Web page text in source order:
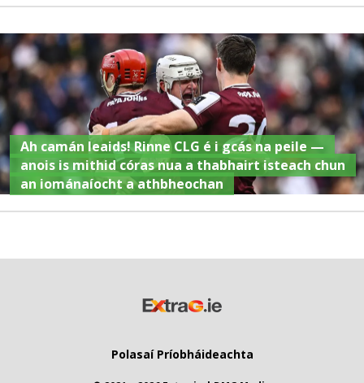
Ah camán leaids! Rinne CLG é i gcás na peile —
anois is mithid córas nua a thabhairt isteach chun
an iománaíocht a athbheochan
Polasaí Príobháideachta